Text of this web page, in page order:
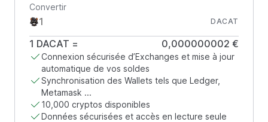
Convertir
DACAT
1 DACAT = 0,000000002 €
Connexion sécurisée d’Exchanges et mise à jour
automatique de vos soldes
Synchronisation des Wallets tels que Ledger,
Metamask ...
10,000 cryptos disponibles
Données sécurisées et accès en lecture seule